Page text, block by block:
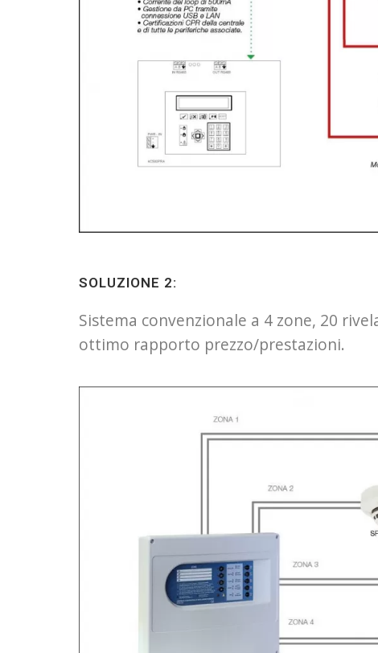
SOLUZIONE 2:
Sistema convenzionale a 4 zone, 20
ottimo rapporto prezzo/prestazioni.